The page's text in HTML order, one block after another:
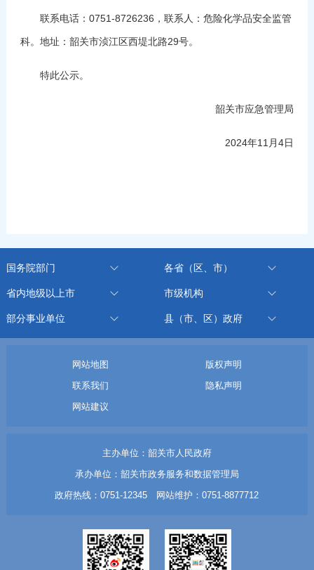
联系电话：0751-8726236，联系人：危险化学品安全监管
科。地址：韶关市浈江区西堤北路29号。
特此公示。
韶关市应急管理局
2024年11月4日
国务院部门 各省（区、市）
省内地级以上市 市级机构
部分事业单位 县（市、区）政府
网站地图
版权声明
联系我们
隐私声明
网站建议
主办单位：韶关市人民政府
承办单位：韶关市政务服务和数据管理局
政府热线：0751-12345 网站维护：0751-8877712